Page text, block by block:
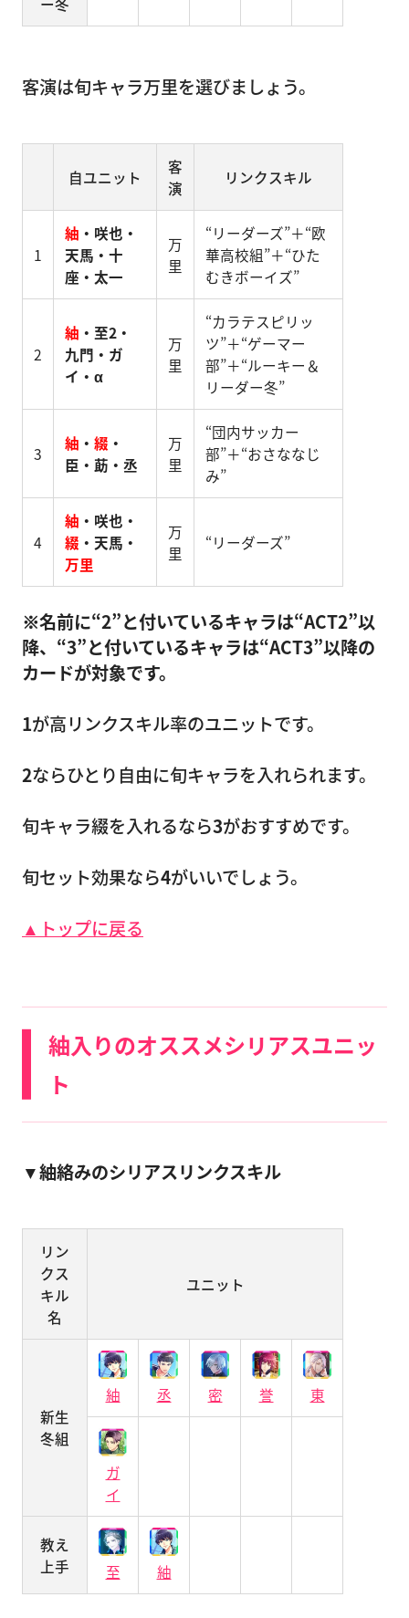
客演は旬キャラ万里を選びましょう。
自ユニット
客
演
リンクスキル
1
紬 ・咲也・
天馬・十
座・太一
万
里
“リーダーズ”＋“欧
華高校組”＋“ひた
むきボーイズ”
2
紬 ・至2・
九門・ガ
イ・α
万
里
“カラテスピリッ
ツ”＋“ゲーマー
部”＋“ルーキー＆
リーダー冬”
3
紬 ・ 綴 ・
臣・莇・丞
万
里
“団内サッカー
部”＋“おさななじ
み”
4
紬 ・咲也・
綴 ・天馬・
万里
万
里
“リーダーズ”
※名前に“2”と付いているキャラは“ACT2”以
降、“3”と付いているキャラは“ACT3”以降の
カードが対象です。
1が高リンクスキル率のユニットです。
2ならひとり自由に旬キャラを入れられます。
旬キャラ綴を入れるなら3がおすすめです。
旬セット効果なら4がいいでしょう。
▲トップに戻る
紬入りのオススメシリアスユニッ
ト
▼紬絡みのシリアスリンクスキル
リン
クス
キル
名
ユニット
新生
冬組
紬 丞 密 誉 東
ガ
イ
教え
上手
至 紬